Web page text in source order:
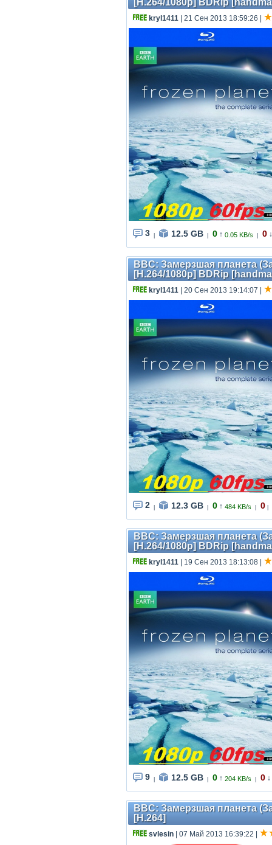
[H.264/1080p] BDRip
kryl1411 | 21 Сен 2013 18:59:26
3 12.5 GB 0 ↑ 0.05 KB/s 0 ↓
BBC: Замерзшая планета
[H.264/1080p] BDRip
kryl1411 | 20 Сен 2013 19:14:07
2 12.3 GB 0 ↑ 484 KB/s 0
BBC: Замерзшая планета
[H.264/1080p] BDRip
kryl1411 | 19 Сен 2013 18:13:08
9 12.5 GB 0 ↑ 204 KB/s 0 ↓
BBC: Замерзшая планета
[H.264]
svlesin | 07 Май 2013 16:39:22